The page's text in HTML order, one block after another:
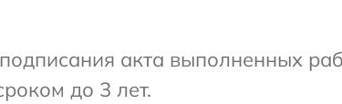
акта выполненных
до 3 лет.